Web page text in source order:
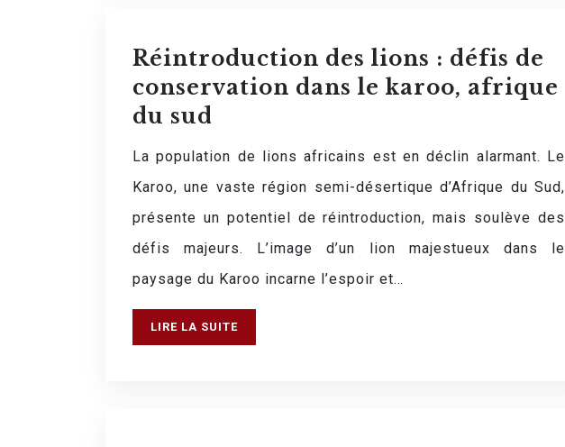
Réintroduction des lions : défis de
conservation dans le karoo, afrique
du sud
La population de lions africains est en déclin alarmant. Le
Karoo, une vaste région semi-désertique d’Afrique du Sud,
présente un potentiel de réintroduction, mais soulève des
défis majeurs. L’image d’un lion majestueux dans le
paysage du Karoo incarne l’espoir et…
LIRE LA SUITE